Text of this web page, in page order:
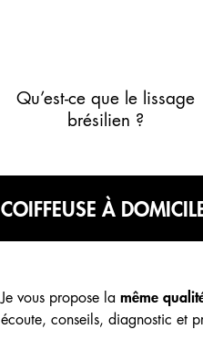
Qu’est-ce que le lissage
brésilien ?
COIFFEUSE À
Je vous propose la même
écoute, conseils, diagnostic et